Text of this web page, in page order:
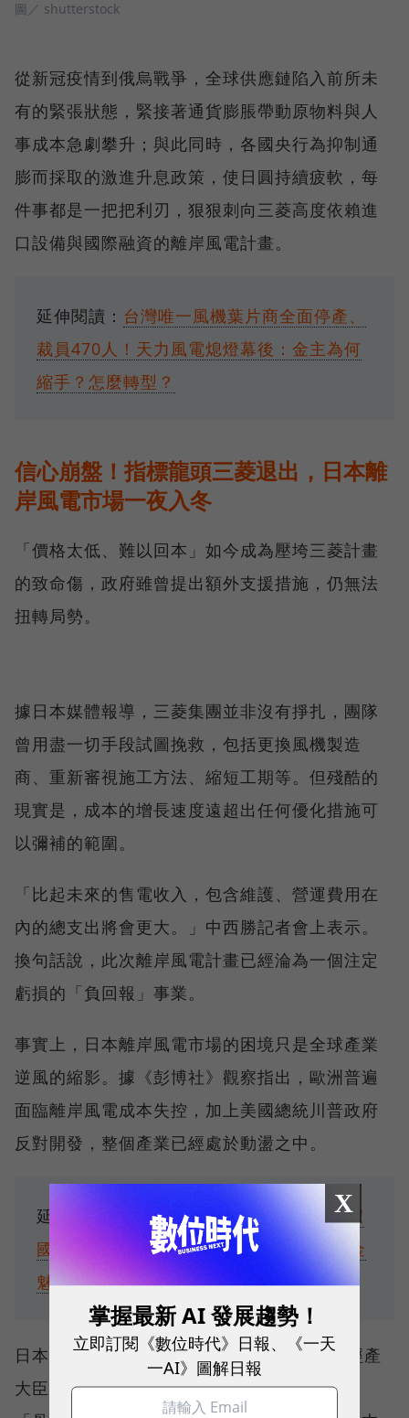
圖／ shutterstock
從新冠疫情到俄烏戰爭，全球供應鏈陷入前所未
有的緊張狀態，緊接著通貨膨脹帶動原物料與人
事成本急劇攀升；與此同時，各國央行為抑制通
膨而採取的激進升息政策，使日圓持續疲軟，每
件事都是一把把利刃，狠狠刺向三菱高度依賴進
口設備與國際融資的離岸風電計畫。
延伸閱讀： 台灣唯一風機葉片商全面停產、
裁員470人！天力風電熄燈幕後：金主為何
縮手？怎麼轉型？
信心崩盤！指標龍頭三菱退出，日本離
岸風電市場一夜入冬
「價格太低、難以回本」如今成為壓垮三菱計畫
的致命傷，政府雖曾提出額外支援措施，仍無法
扭轉局勢。
據日本媒體報導，三菱集團並非沒有掙扎，團隊
曾用盡一切手段試圖挽救，包括更換風機製造
商、重新審視施工方法、縮短工期等。但殘酷的
現實是，成本的增長速度遠超出任何優化措施可
以彌補的範圍。
「比起未來的售電收入，包含維護、營運費用在
內的總支出將會更大。」中西勝記者會上表示。
換句話說，此次離岸風電計畫已經淪為一個注定
虧損的「負回報」事業。
事實上，日本離岸風電市場的困境只是全球產業
逆風的縮影。據《彭博社》觀察指出，歐洲普遍
面臨離岸風電成本失控，加上美國總統川普政府
反對開發，整個產業已經處於動盪之中。
延伸閱讀： 沃旭能源900億融資到位！25家
國內外銀行重押台灣，大彰化西南風場吸金
魅力何在？
日本公共廣播電視台NHK報導也指出，日本經產
大臣武藤容治坦言，三菱的退場行動可能引發
X
掌握最新 AI 發展趨勢！
立即訂閱《數位時代》日報、《一天
一AI》圖解日報